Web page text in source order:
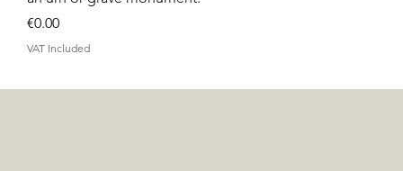
Price
€0.00
VAT Included